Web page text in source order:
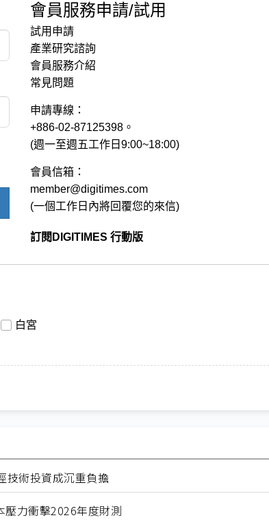
會員服務申請/試用
試用申請
產業研究諮詢
會員服務介紹
常見問題
申請專線：
+886-02-87125398。
(週一至週五工作日9:00~18:00)
會員信箱：
member@digitimes.com
(一個工作日內將回覆您的來信)
訂閱DIGITIMES 行動版
白宮
術投資成沉重負擔
力衝擊2026年度財測